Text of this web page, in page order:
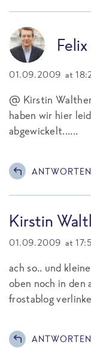
01.09.2009 at
@ Kirstin
haben wir hier
abgewickelt......
ANTWORTEN
Kirstin
01.09.2009 at
ach so.. und
oben noch in den
frostablog
ANTWORTEN